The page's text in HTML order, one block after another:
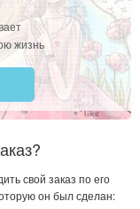
жизнь
свой заказ по его
он был сделан: